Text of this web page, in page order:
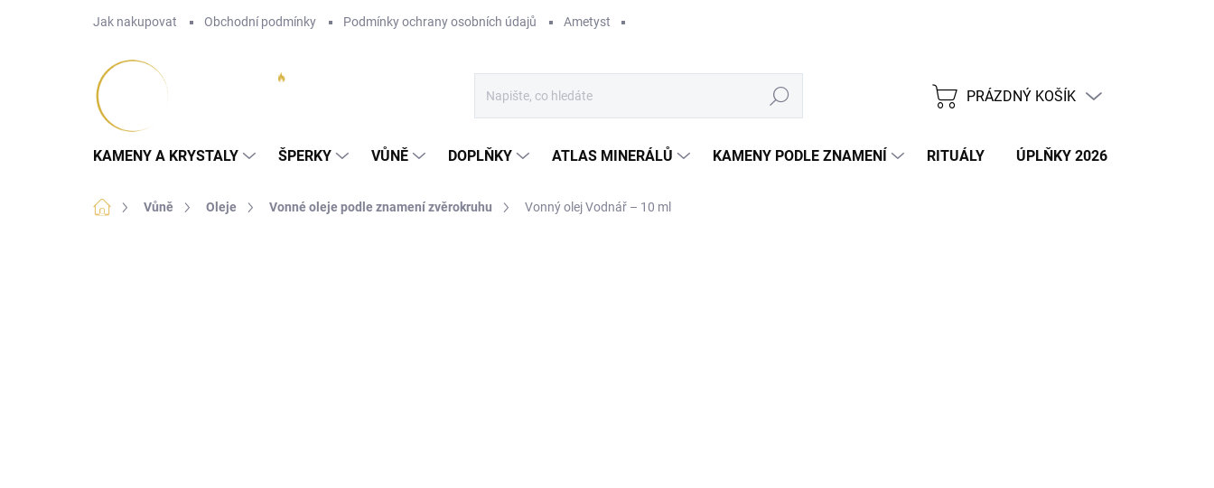
Jak nakupovat Obchodní podmínky Podmínky ochrany osobních údajů Ametyst
Hledat
NÁKUPNÍ
PRÁZDNÝ KOŠÍK
KAMENY A KRYSTALY ŠPERKY VŮNĚ DOPLŇKY ATLAS MINERÁLŮ KAMENY PODLE ZNAMENÍ RITUÁLY ÚPLŇKY 2026
Domů Vůně Oleje Vonné oleje podle znamení zvěrokruhu Vonný olej Vodnář – 10 ml